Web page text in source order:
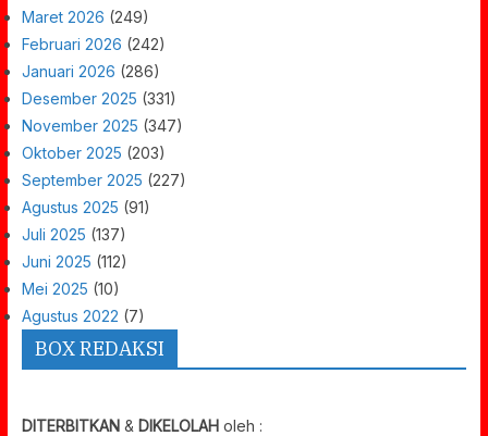
Maret 2026 (249)
Februari 2026 (242)
Januari 2026 (286)
Desember 2025 (331)
November 2025 (347)
Oktober 2025 (203)
September 2025 (227)
Agustus 2025 (91)
Juli 2025 (137)
Juni 2025 (112)
Mei 2025 (10)
Agustus 2022 (7)
BOX REDAKSI
DITERBITKAN& DIKELOLAHoleh :